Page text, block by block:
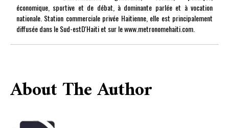
économique, sportive et de débat, à dominante parlée et à vocation
nationale. Station commerciale privée Haitienne, elle est principalement
diffusée dans le Sud-estD'Haiti et sur le www.metronomehaiti.com.
About The Author